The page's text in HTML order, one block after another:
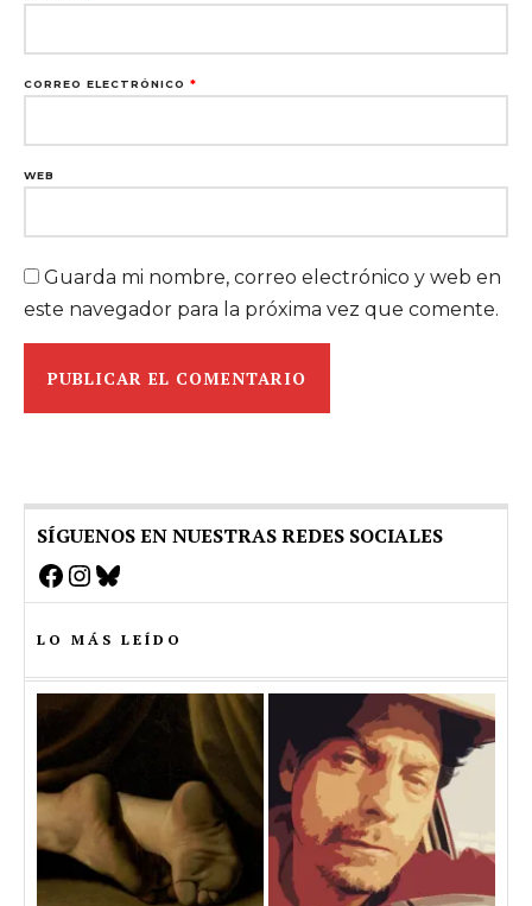
CORREO ELECTRÓNICO *
WEB
Guarda mi nombre, correo electrónico y web en
este navegador para la próxima vez que comente.
SÍGUENOS EN NUESTRAS REDES SOCIALES
Facebook
Instagram
Bluesky
LO MÁS LEÍDO